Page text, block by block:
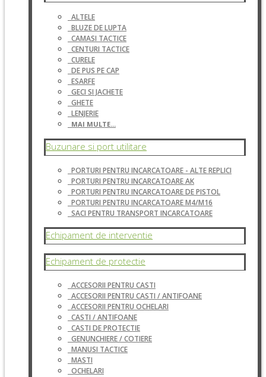
ALTELE
BLUZE DE LUPTA
CAMASI TACTICE
CENTURI TACTICE
CURELE
DE PUS PE CAP
ESARFE
GECI SI JACHETE
GHETE
LENJERIE
MAI MULTE...
Buzunare si port utilitare
PORTURI PENTRU INCARCATOARE - ALTE REPLICI
PORTURI PENTRU INCARCATOARE AK
PORTURI PENTRU INCARCATOARE DE PISTOL
PORTURI PENTRU INCARCATOARE M4/M16
SACI PENTRU TRANSPORT INCARCATOARE
Echipament de interventie
Echipament de protectie
ACCESORII PENTRU CASTI
ACCESORII PENTRU CASTI / ANTIFOANE
ACCESORII PENTRU OCHELARI
CASTI / ANTIFOANE
CASTI DE PROTECTIE
GENUNCHIERE / COTIERE
MANUSI TACTICE
MASTI
OCHELARI